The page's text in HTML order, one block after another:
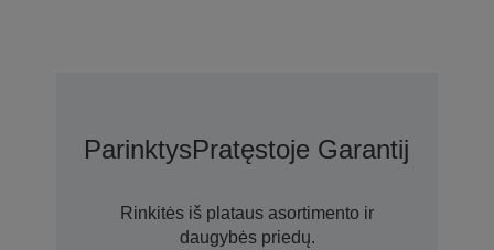
ParinktysPratęstoje Garantijoje
Rinkitės iš plataus asortimento ir
daugybės priedų.